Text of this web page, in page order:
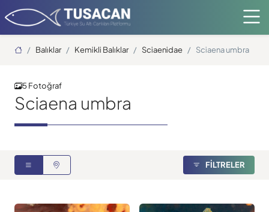
Ana Sayfa
Balıklar Kemikli Balıklar Sciaenidae Sciaena umbra
5 Fotoğraf
Sciaena umbra
FİLTRELER